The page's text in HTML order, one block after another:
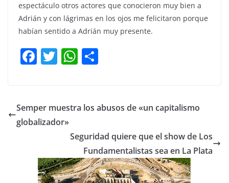
espectáculo otros actores que conocieron muy bien a
Adrián y con lágrimas en los ojos me felicitaron porque
habían sentido a Adrián muy presente.
F
e
b
o
k
T
er
W
s
p
p
p
tir
Semper muestra los abusos de «un capitalismo
globalizador»
Seguridad quiere que el show de Los
Fundamentalistas sea en La Plata